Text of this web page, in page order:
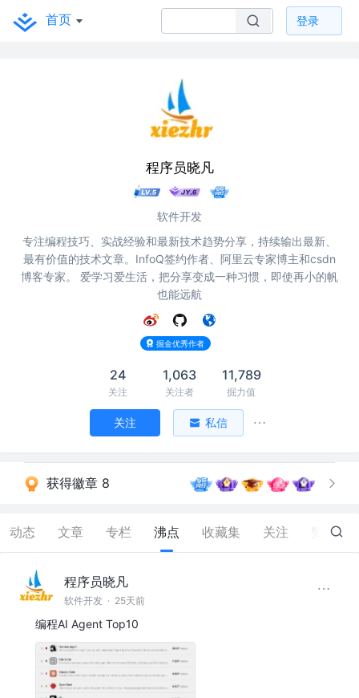
首页 登录
程序员晓凡
软件开发
专注编程技巧、实战经验和最新技术趋势分享，持续输出最新、
最有价值的技术文章。InfoQ签约作者、阿里云专家博主和csdn
博客专家。 爱学习爱生活，把分享变成一种习惯，即使再小的帆
也能远航
掘金优秀作者
24
关注
1,063
关注者
11,789
掘力值
关注 私信
获得徽章 8
动态 文章 专栏 沸点 收藏集 关注 166
程序员晓凡
软件开发 · 25天前
编程AI Agent Top10